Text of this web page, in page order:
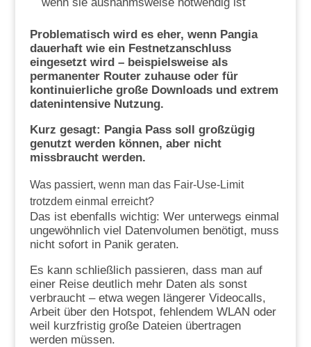
Problematisch wird es eher, wenn Pangia
dauerhaft wie ein Festnetzanschluss
eingesetzt wird – beispielsweise als
permanenter Router zuhause oder für
kontinuierliche große Downloads und extrem
datenintensive Nutzung.
Kurz gesagt: Pangia Pass soll großzügig
genutzt werden können, aber nicht
missbraucht werden.
Was passiert, wenn man das Fair-Use-Limit
trotzdem einmal erreicht?
Das ist ebenfalls wichtig: Wer unterwegs einmal
ungewöhnlich viel Datenvolumen benötigt, muss
nicht sofort in Panik geraten.
Es kann schließlich passieren, dass man auf
einer Reise deutlich mehr Daten als sonst
verbraucht – etwa wegen längerer Videocalls,
Arbeit über den Hotspot, fehlendem WLAN oder
weil kurzfristig große Dateien übertragen
werden müssen.